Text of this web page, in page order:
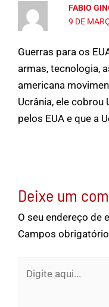
FABIO
9 DE
Guerras para os
armas, tecnologia,
americana
Ucrânia, ele
pelos EUA e que a
Deixe um
O seu endereço de
Campos
aqui...